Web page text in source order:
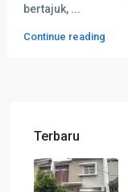
bertajuk, ...
Continue reading
Terbaru